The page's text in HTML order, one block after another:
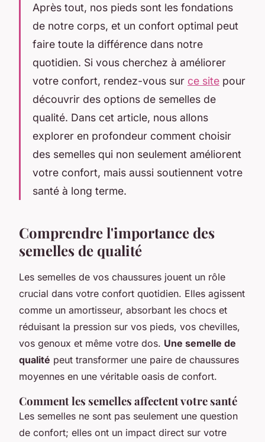
Après tout, nos pieds sont les fondations
de notre corps, et un confort optimal peut
faire toute la différence dans notre
quotidien. Si vous cherchez à améliorer
votre confort, rendez-vous sur ce site pour
découvrir des options de semelles de
qualité. Dans cet article, nous allons
explorer en profondeur comment choisir
des semelles qui non seulement améliorent
votre confort, mais aussi soutiennent votre
santé à long terme.
Comprendre l'importance des
semelles de qualité
Les semelles de vos chaussures jouent un rôle
crucial dans votre confort quotidien. Elles agissent
comme un amortisseur, absorbant les chocs et
réduisant la pression sur vos pieds, vos chevilles,
vos genoux et même votre dos. Une semelle de
qualité peut transformer une paire de chaussures
moyennes en une véritable oasis de confort.
Comment les semelles affectent votre santé
Les semelles ne sont pas seulement une question
de confort; elles ont un impact direct sur votre